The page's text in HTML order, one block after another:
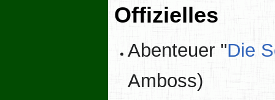
Offizielles
Abenteuer "Die
Amboss)